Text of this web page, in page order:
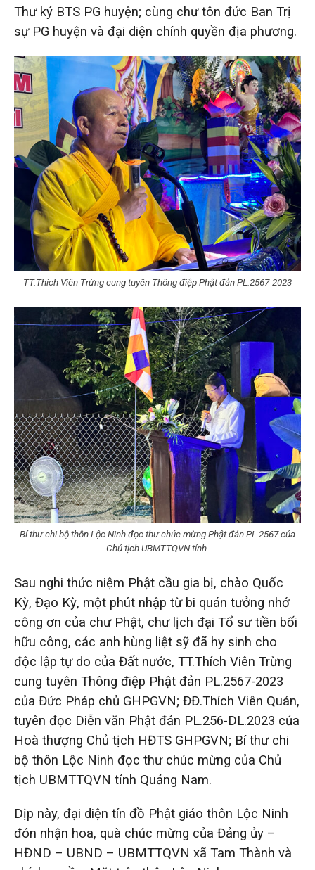
Thư ký BTS PG huyện; cùng chư tôn đức Ban Trị
sự PG huyện và đại diện chính quyền địa phương.
TT.Thích Viên Trừng cung tuyên Thông điệp Phật đản PL.2567-2023
Bí thư chi bộ thôn Lộc Ninh đọc thư chúc mừng Phật đản PL.2567 của
Chủ tịch UBMTTQVN tỉnh.
Sau nghi thức niệm Phật cầu gia bị, chào Quốc
Kỳ, Đạo Kỳ, một phút nhập từ bi quán tưởng nhớ
công ơn của chư Phật, chư lịch đại Tổ sư tiền bối
hữu công, các anh hùng liệt sỹ đã hy sinh cho
độc lập tự do của Đất nước, TT.Thích Viên Trừng
cung tuyên Thông điệp Phật đản PL.2567-2023
của Đức Pháp chủ GHPGVN; ĐĐ.Thích Viên Quán,
tuyên đọc Diễn văn Phật đản PL.256-DL.2023 của
Hoà thượng Chủ tịch HĐTS GHPGVN; Bí thư chi
bộ thôn Lộc Ninh đọc thư chúc mừng của Chủ
tịch UBMTTQVN tỉnh Quảng Nam.
Dịp này, đại diện tín đồ Phật giáo thôn Lộc Ninh
đón nhận hoa, quà chúc mừng của Đảng ủy –
HĐND – UBND – UBMTTQVN xã Tam Thành và